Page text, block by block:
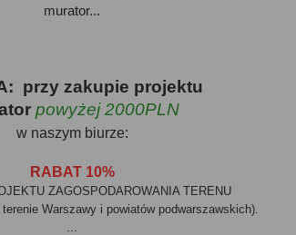
murator...
przy zakupie projektu
powyżej 2000PLN
w naszym biurze:
RABAT 10%
ZAGOSPODAROWANIA TERENU
Warszawy i powiatów podwarszawskich).
...